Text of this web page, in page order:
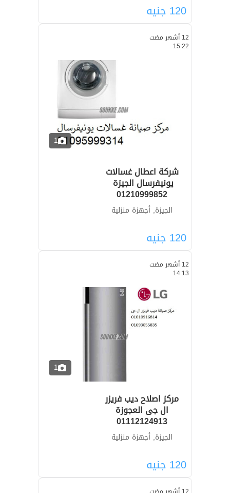
120 جنيه
12 أشهر مضت
15:22
1
شركة اعطال غسالات
01210999852
الجيزة, أجهزة منزلية
120 جنيه
12 أشهر مضت
14:13
1
مركز اصلاح ديب فريزر
ال جى العجوزة
01112124913
الجيزة, أجهزة منزلية
120 جنيه